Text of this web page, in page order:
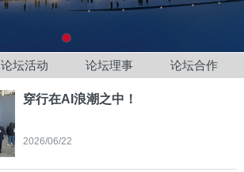
论坛活动 论坛理事 论坛合作
穿行在AI浪潮之中！
2026/06/22